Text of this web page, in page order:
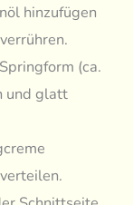
hinzufügen
(ca.
und glatt